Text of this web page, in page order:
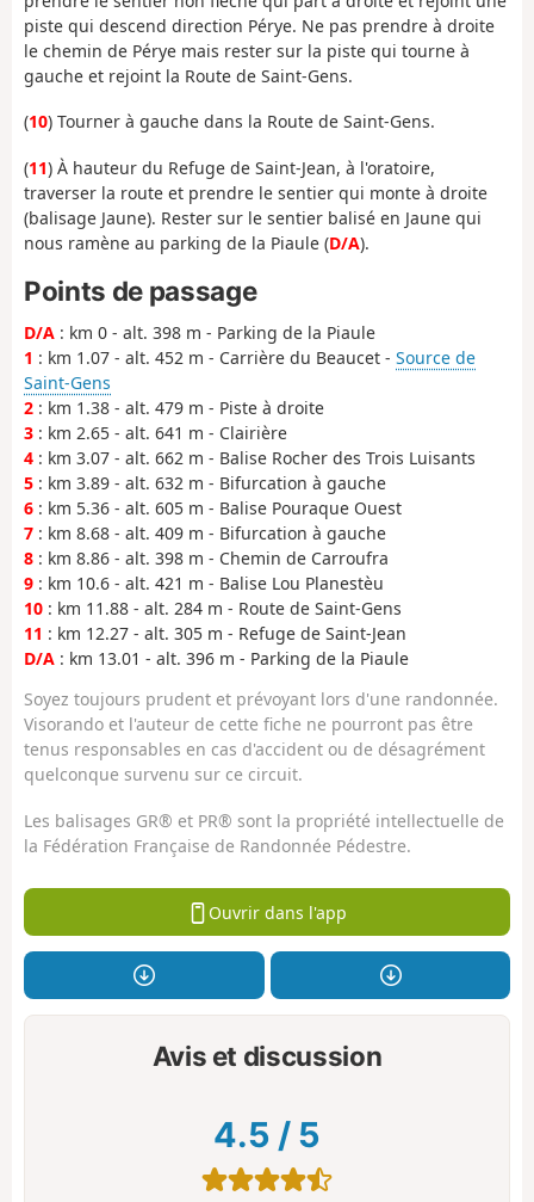
piste qui descend direction Pérye. Ne pas prendre à droite
le chemin de Pérye mais rester sur la piste qui tourne à
gauche et rejoint la Route de Saint-Gens.
(10) Tourner à gauche dans la Route de Saint-Gens.
(11) À hauteur du Refuge de Saint-Jean, à l'oratoire,
traverser la route et prendre le sentier qui monte à droite
(balisage Jaune). Rester sur le sentier balisé en Jaune qui
nous ramène au parking de la Piaule (D/A).
Points de passage
D/A : km 0 - alt. 398 m - Parking de la Piaule
1 : km 1.07 - alt. 452 m - Carrière du Beaucet - Source de
Saint-Gens
2 : km 1.38 - alt. 479 m - Piste à droite
3 : km 2.65 - alt. 641 m - Clairière
4 : km 3.07 - alt. 662 m - Balise Rocher des Trois Luisants
5 : km 3.89 - alt. 632 m - Bifurcation à gauche
6 : km 5.36 - alt. 605 m - Balise Pouraque Ouest
7 : km 8.68 - alt. 409 m - Bifurcation à gauche
8 : km 8.86 - alt. 398 m - Chemin de Carroufra
9 : km 10.6 - alt. 421 m - Balise Lou Planestèu
10 : km 11.88 - alt. 284 m - Route de Saint-Gens
11 : km 12.27 - alt. 305 m - Refuge de Saint-Jean
D/A : km 13.01 - alt. 396 m - Parking de la Piaule
Soyez toujours prudent et prévoyant lors d'une randonnée.
Visorando et l'auteur de cette fiche ne pourront pas être
tenus responsables en cas d'accident ou de désagrément
quelconque survenu sur ce circuit.
Les balisages GR® et PR® sont la propriété intellectuelle de
la Fédération Française de Randonnée Pédestre.
Ouvrir dans l'app
Avis et discussion
4.5 / 5